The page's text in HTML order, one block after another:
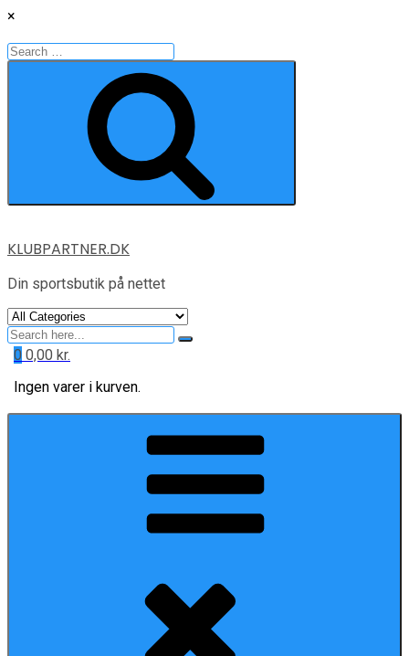
×
Search
for:
Skip
content
KLUBPARTNER.DK
Din sportsbutik på nettet
Search
for
0 0,00 kr.
Ingen varer i kurven.